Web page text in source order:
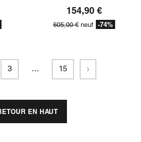
154,90 €
605,00 € neuf -74%
3 … 15 Suivant
EN HAUT